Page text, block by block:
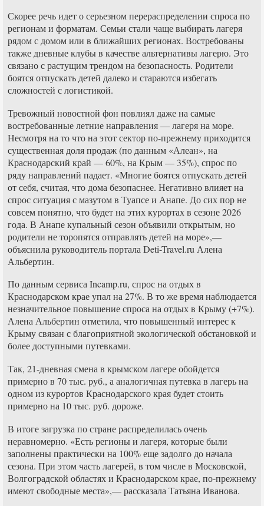
Скорее речь идет о серьезном перераспределении спроса по
регионам и форматам. Семьи стали чаще выбирать лагеря
рядом с домом или в ближайших регионах. Востребованы
также дневные клубы в качестве альтернативы лагерю. Это
связано с растущим трендом на безопасность. Родители
боятся отпускать детей далеко и стараются избегать
сложностей с логистикой.
Тревожный новостной фон повлиял даже на самые
востребованные летние направления — лагеря на море.
Несмотря на то что на этот сектор по-прежнему приходится
существенная доля продаж (по данным «Алеан», на
Краснодарский край — 60%, на Крым — 35%), спрос по
ряду направлений падает. «Многие боятся отпускать детей
от себя, считая, что дома безопаснее. Негативно влияет на
спрос ситуация с мазутом в Туапсе и Анапе. До сих пор не
совсем понятно, что будет на этих курортах в сезоне 2026
года. В Анапе купальный сезон объявили открытым, но
родители не торопятся отправлять детей на море»,—
объяснила руководитель портала Deti-Travel.ru Алена
Альбертин.
По данным сервиса Incamp.ru, спрос на отдых в
Краснодарском крае упал на 27%. В то же время наблюдается
незначительное повышение спроса на отдых в Крыму (+7%).
Алена Альбертин отметила, что повышенный интерес к
Крыму связан с благоприятной экологической обстановкой и
более доступными путевками.
Так, 21-дневная смена в крымском лагере обойдется
примерно в 70 тыс. руб., а аналогичная путевка в лагерь на
одном из курортов Краснодарского края будет стоить
примерно на 10 тыс. руб. дороже.
В итоге загрузка по стране распределилась очень
неравномерно. «Есть регионы и лагеря, которые были
заполнены практически на 100% еще задолго до начала
сезона. При этом часть лагерей, в том числе в Московской,
Волгоградской областях и Краснодарском крае, по-прежнему
имеют свободные места»,— рассказала Татьяна Иванова.